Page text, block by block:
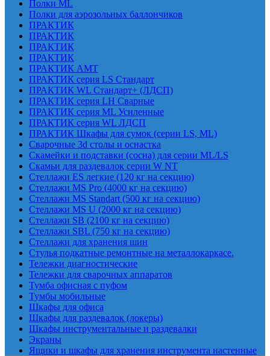
Полки ML
Полки для аэрозольных баллончиков
ПРАКТИК
ПРАКТИК
ПРАКТИК
ПРАКТИК
ПРАКТИК AMT
ПРАКТИК cерия LS Стандарт
ПРАКТИК WL Стандарт+ (ЛДСП)
ПРАКТИК серия LH Сварные
ПРАКТИК серия ML Усиленные
ПРАКТИК серия WL ЛДСП
ПРАКТИК Шкафы для сумок (серии LS, ML)
Сварочные 3d столы и оснастка
Скамейки и подставки (сосна) для серии ML/LS
Скамьи для раздевалок серии W NT
Стеллажи ES легкие (120 кг на секцию)
Стеллажи MS Pro (4000 кг на секцию)
Стеллажи MS Standart (500 кг на секцию)
Стеллажи MS U (2000 кг на секцию)
Стеллажи SB (2100 кг на секцию)
Стеллажи SBL (750 кг на секцию)
Стеллажи для хранения шин
Стулья подкатные ремонтные на металлокаркасе.
Тележки диагностические
Тележки для сварочных аппаратов
Тумба офисная с пуфом
Тумбы мобильные
Шкафы для офиса
Шкафы для раздевалок (локеры)
Шкафы инструментальные и раздевалки
Экраны
Ящики и шкафы для хранения инструмента настенные